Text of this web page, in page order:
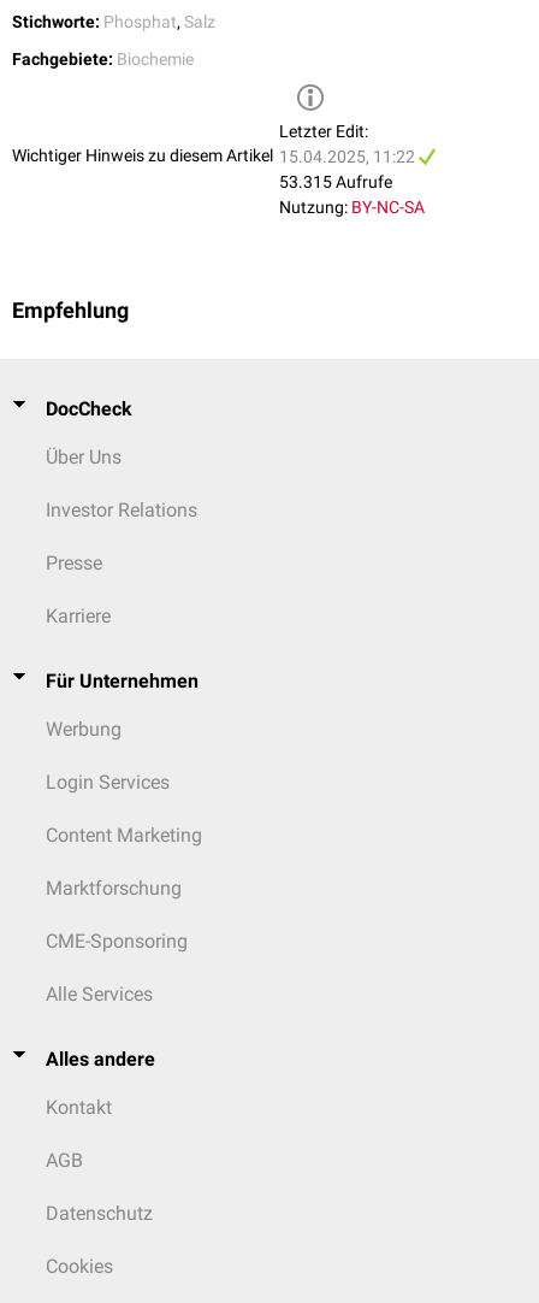
Stichworte: Phosphat, Salz
Fachgebiete: Biochemie
Wichtiger Hinweis zu diesem Artikel
Letzter Edit:
15.04.2025, 11:22
53.315 Aufrufe
Nutzung: BY-NC-SA
Empfehlung
DocCheck
Über Uns
Investor Relations
Presse
Karriere
Für Unternehmen
Werbung
Login Services
Content Marketing
Marktforschung
CME-Sponsoring
Alle Services
Alles andere
Kontakt
AGB
Datenschutz
Cookies